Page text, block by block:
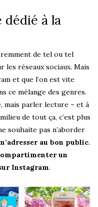
à la
de tel ou tel
les réseaux sociaux. Mais
et que l’on est vite
ce mélange des genres.
mais parler lecture – et à
de tout ça, c’est plus
souhaite pas n’aborder
au bon public.
un
Instagram.